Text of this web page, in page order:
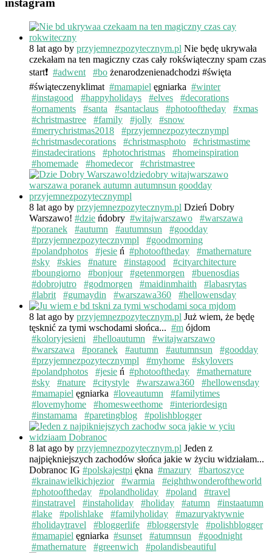
instagram
8 lat ago by przyjemnezpozytecznym.pl Nie będę ukrywała
czekałam na ten magiczny czas cały rokświąteczny spam czas
start❗️ #adwent #bo żenarodzenienadchodzi #święta
#świąteczenyklimat #mamapiel ęgniarka #winter
#instagood
#happyholidays #elves
#decorations
#ornaments
#santa #santaclaus #photooftheday
#xmas
#christmastree
#family #jolly
#snow
#merrychristmas2018
#przyjemnezpozytecznympl
#christmasdecorations
#christmasphoto
#christmastime
#instadecirations
#photochristmas
#homeinspiration
#homemade
#homedecor #christmastree
8 lat ago by przyjemnezpozytecznym.pl Dzień Dobry
Warszawo! #dzie ńdobry #witajwarszawo
#warszawa
#poranek
#autumn #autumnsun
#goodday
#przyjemnezpozytecznympl
#goodmorning
#polandphotos
#jesie ń #photooftheday
#mathernature
#sky
#skies #nature #instagood
#cityarchitecture
#boungiorno
#bonjour #getenmorgen
#buenosdias
#dobrojutro
#godmorgen #maidinmhaith
#labasrytas
#labrit
#gumaydin #warszawa360 #hellowensday
8 lat ago by przyjemnezpozytecznym.pl Już wiem, że będę
tęsknić za tymi wschodami słońca... #m ójdom
#koloryjesieni
#helloautumn
#witajwarszawo
#warszawa
#poranek #autumn #autumnsun
#goodday
#przyjemnezpozytecznympl
#myhome
#skylovers
#polandphotos
#jesie ń #photooftheday
#mathernature
#sky
#nature #citystyle #warszawa360
#hellowensday
#mamapiel ęgniarka #loveautumn
#familytimes
#lovemyhome
#homesweethome
#interiordesign
#instamama
#paretingblog #polishblogger
8 lat ago by przyjemnezpozytecznym.pl Jeden z
najpiękniejszych zachodów słońca jakie w życiu widziałam...
Dobranoc IG #polskajestpi ękna #mazury
#bartoszyce
#krainawielkichjezior
#warmia
#eighthwonderoftheworld
#photooftheday
#polandholiday #poland
#travel
#instatravel
#instaholiday #holiday #atumn
#instaatumn
#lake
#polishlake #familyholiday
#mazuryaktywnie
#holidaytravel
#bloggerlife #bloggerstyle
#polishblogger
#mamapiel ęgniarka #sunset #atumnsun
#goodnight
#mathernature
#greenwich #polandisbeautiful